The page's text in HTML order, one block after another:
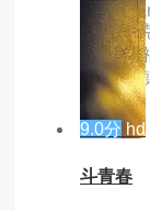
卡罗琳
斯,米拉
米奇欧
9.0分 hd
斗青春